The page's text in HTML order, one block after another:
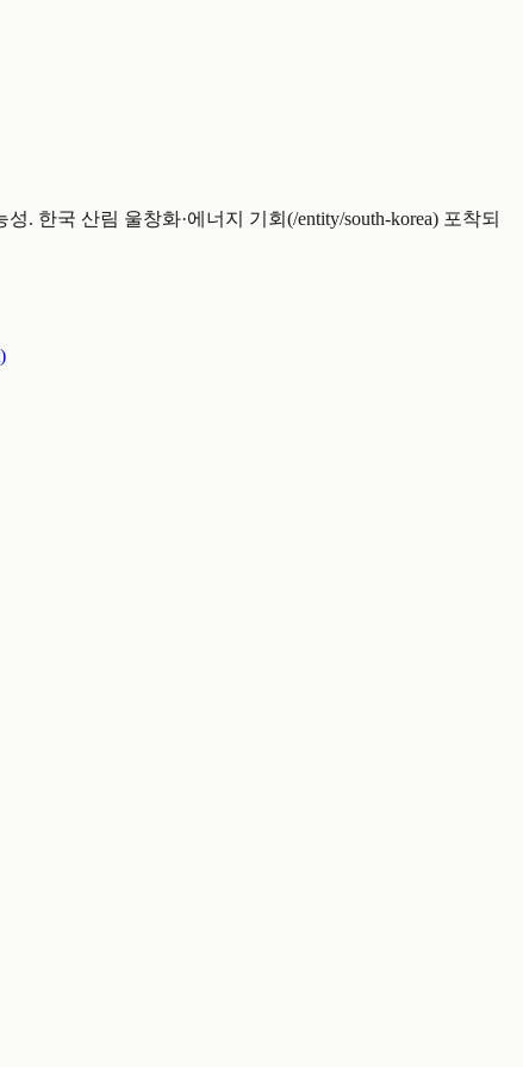
. 한국 산림 울창화·에너지 기회(/entity/south-korea) 포착되
)